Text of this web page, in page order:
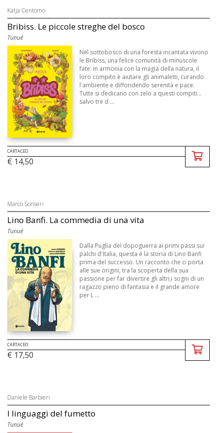
Katja Centomo
Bribiss. Le piccole streghe del bosco
Tunué
Nel sottobosco di una foresta incantata vivono
le Bribiss, una felice comunità di minuscole
fate: in armonia con la magia della natura, il
loro compito è aiutare gli animaletti, curando
l'ambiente e diffondendo serenità e pace.
Tutte si dedicano con zelo a questi compiti...
salvo tre d ...
CARTACEO
€ 14,50
Marco Sonseri
Lino Banfi. La commedia di una vita
Tunué
Dalla Puglia del dopoguerra ai primi passi sui
palchi d'Italia, questa è la storia di Lino Banfi
prima del successo. Un racconto che ci porta
alle sue origini, tra la scoperta della sua
passione per far divertire gli altri,i sogni di un
ragazzo pieno di fantasia e il grande amore
per L ...
CARTACEO
€ 17,50
Daniele Barbieri
I linguaggi del fumetto
Tunué